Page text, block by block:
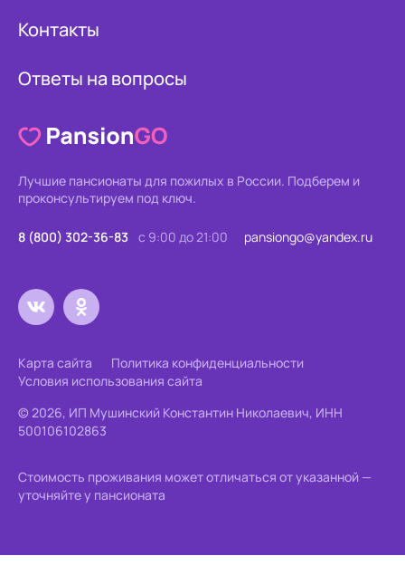
Контакты
Ответы на вопросы
Лучшие пансионаты для пожилых в России. Подберем и
проконсультируем под ключ.
8 (800) 302-36-83 с 9:00 до 21:00 pansiongo@yandex.ru
Карта сайта
Политика конфиденциальности
Условия использования сайта
© 2026, ИП Мушинский Константин Николаевич, ИНН
500106102863
Стоимость проживания может отличаться от указанной —
уточняйте у пансионата